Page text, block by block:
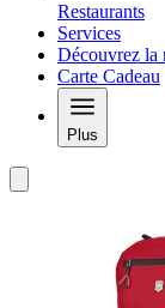
Restaurants
Services
Découvrez la
Carte Cadeau
Plus